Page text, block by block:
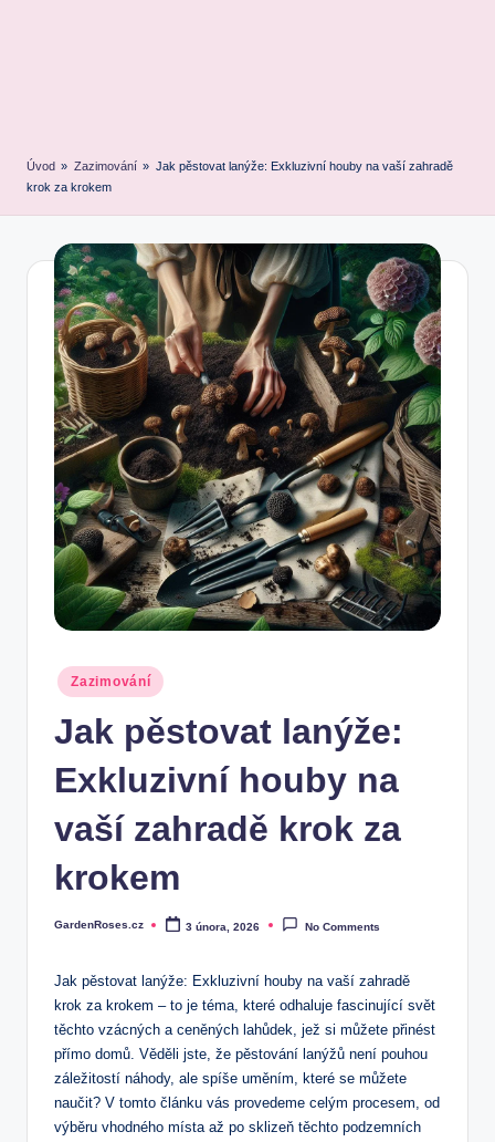
Úvod » Zazimování » Jak pěstovat lanýže: Exkluzivní houby na vaší zahradě
krok za krokem
Posted
in
Zazimování
Jak pěstovat lanýže:
Exkluzivní houby na
vaší zahradě krok za
krokem
Posted
GardenRoses.cz 3 února, 2026 No Comments
Jak pěstovat lanýže: Exkluzivní houby na vaší zahradě
krok za krokem – to je téma, které odhaluje fascinující svět
těchto vzácných a ceněných lahůdek, jež si můžete přinést
přímo domů. Věděli jste, že pěstování lanýžů není pouhou
záležitostí náhody, ale spíše uměním, které se můžete
naučit? V tomto článku vás provedeme celým procesem, od
výběru vhodného místa až po sklizeň těchto podzemních